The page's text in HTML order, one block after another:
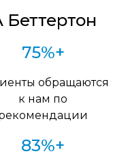
75%+
обращаются
к нам по
83%+